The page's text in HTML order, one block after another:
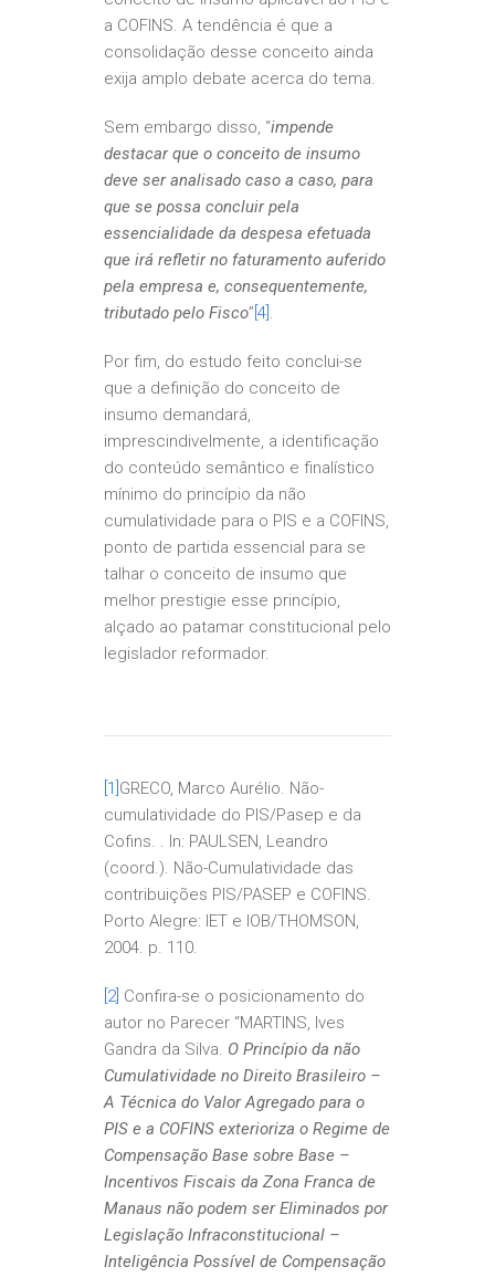
a COFINS. A tendência é que a
consolidação desse conceito ainda
exija amplo debate acerca do tema.
Sem embargo disso, “impende
destacar que o conceito de insumo
deve ser analisado caso a caso, para
que se possa concluir pela
essencialidade da despesa efetuada
que irá refletir no faturamento auferido
pela empresa e, consequentemente,
tributado pelo Fisco” [4] .
Por fim, do estudo feito conclui-se
que a definição do conceito de
insumo demandará,
imprescindivelmente, a identificação
do conteúdo semântico e finalístico
mínimo do princípio da não
cumulatividade para o PIS e a COFINS,
ponto de partida essencial para se
talhar o conceito de insumo que
melhor prestigie esse princípio,
alçado ao patamar constitucional pelo
legislador reformador.
[1] GRECO, Marco Aurélio. Não-
cumulatividade do PIS/Pasep e da
Cofins. . In: PAULSEN, Leandro
(coord.). Não-Cumulatividade das
contribuições PIS/PASEP e COFINS.
Porto Alegre: IET e IOB/THOMSON,
2004. p. 110.
[2] Confira-se o posicionamento do
autor no Parecer “MARTINS, Ives
Gandra da Silva. O Princípio da não
Cumulatividade no Direito Brasileiro –
A Técnica do Valor Agregado para o
PIS e a COFINS exterioriza o Regime de
Compensação Base sobre Base –
Incentivos Fiscais da Zona Franca de
Manaus não podem ser Eliminados por
Legislação Infraconstitucional –
Inteligência Possível de Compensação